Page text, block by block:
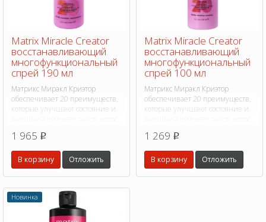
Matrix Miracle Creator
восстанавливающий
многофункциональный
спрей 190 мл
Матрикс Миракл Криэтор
обеспечивает 20 преимуществ,
которые улучшают состояние и
1 965 p
В корзину Отложить
Matrix Miracle Creator
восстанавливающий
многофункциональный
спрей 100 мл
Матрикс Миракл Криэтор
обеспечивает 20 преимуществ,
которые улучшают состояние и
1 269 p
В корзину Отложить
Новинка